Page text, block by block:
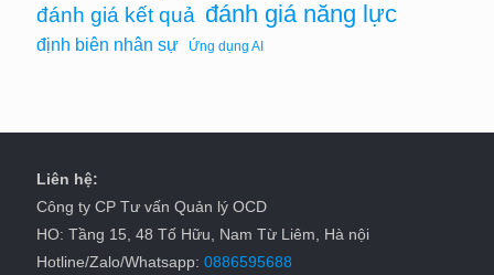
đánh giá kết quả đánh giá năng lực
định biên nhân sự Ứng dụng AI
Liên hệ:
Công ty CP Tư vấn Quản lý OCD
HO: Tầng 15, 48 Tố Hữu, Nam Từ Liêm, Hà nội
Hotline/Zalo/Whatsapp: 0886595688